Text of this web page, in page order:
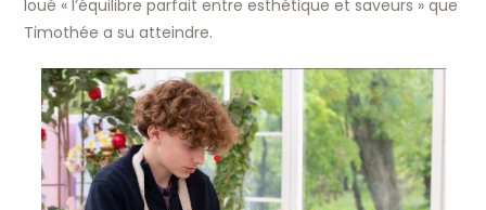
loué « l’équilibre parfait entre esthétique et saveurs » que
Timothée a su atteindre.